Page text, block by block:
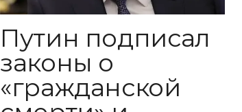
Путин подписал
законы о
«гражданской